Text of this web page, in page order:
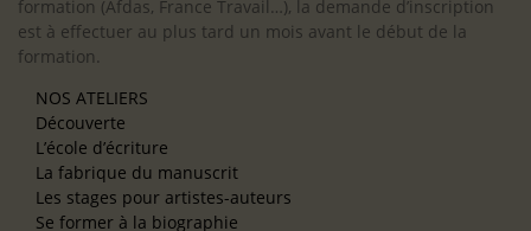
formation (Afdas, France Travail…), la demande d’inscription
est à effectuer au plus tard un mois avant le début de la
formation.
NOS ATELIERS
Découverte
L’école d’écriture
La fabrique du manuscrit
Les stages pour artistes-auteurs
Se former à la biographie